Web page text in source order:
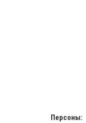
Персоны: